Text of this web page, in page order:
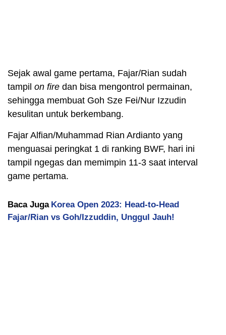
Sejak awal game pertama, Fajar/Rian sudah
tampil on fire dan bisa mengontrol permainan,
sehingga membuat Goh Sze Fei/Nur Izzudin
kesulitan untuk berkembang.
Fajar Alfian/Muhammad Rian Ardianto yang
menguasai peringkat 1 di ranking BWF, hari ini
tampil ngegas dan memimpin 11-3 saat interval
game pertama.
Baca Juga Korea Open 2023: Head-to-Head
Fajar/Rian vs Goh/Izzuddin, Unggul Jauh!